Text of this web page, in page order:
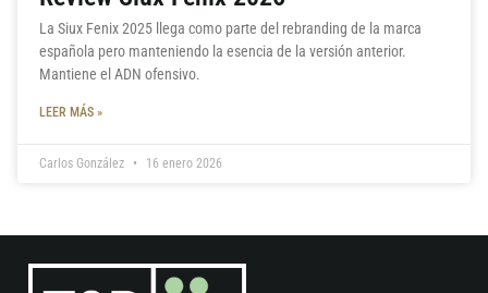
La Siux Fenix 2025 llega como parte del rebranding de la marca
española pero manteniendo la esencia de la versión anterior.
Mantiene el ADN ofensivo.
LEER MÁS »
Carlos González 16 enero 2026